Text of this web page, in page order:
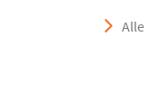
Alle